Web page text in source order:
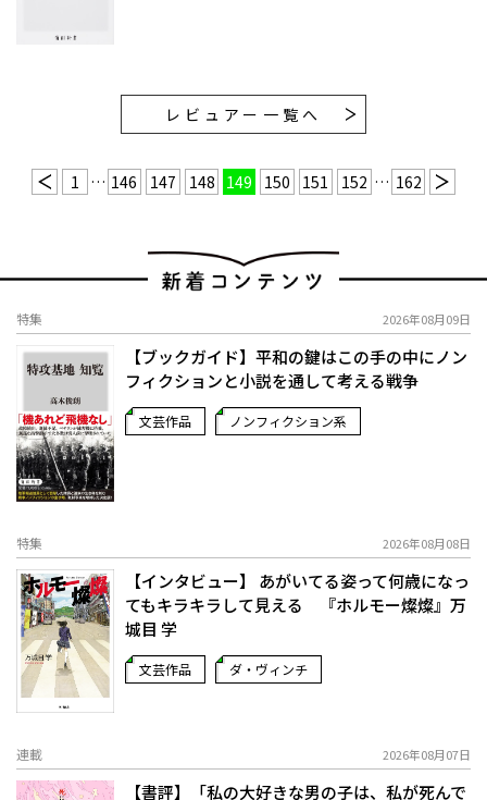
レビュアー一覧へ
1 … 146 147 148 149 150 151 152 … 162
特集 2026年08月09日
【ブックガイド】平和の鍵はこの手の中に――ノン
フィクションと小説を通して考える戦争
文芸作品 ノンフィクション系
特集 2026年08月08日
【インタビュー】 あがいてる姿って何歳になっ
てもキラキラして見える 『ホルモー燦燦』万
城目 学
文芸作品 ダ・ヴィンチ
連載 2026年08月07日
【書評】「私の大好きな男の子は、私が死んで